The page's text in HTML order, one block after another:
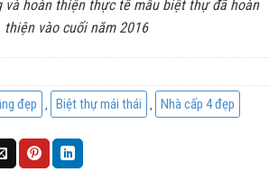
và hoàn thiện thực tế mẫu biệt thự đã hoàn
thiện vào cuối năm 2016
đẹp , Biệt thự mái thái , Nhà cấp 4 đẹp